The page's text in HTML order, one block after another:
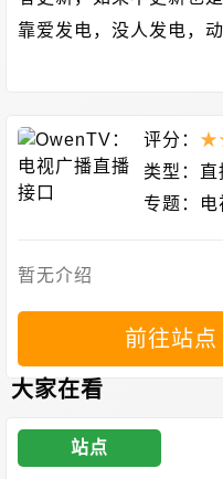
靠爱发电，没人发电，
评分： ★
类型： 直
专题：
暂无介绍
前往站点
大家在看
站点